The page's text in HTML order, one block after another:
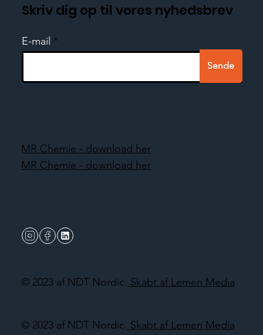
© 2023 af NDT Nordic. Skabt af Lemen Media
Skriv dig op til vores nyhedsbrev
E-mail
Sende
© 2023 af NDT Nordic. Skabt af Lemen Media
MR Chemie - download her
MR Chemie - download her